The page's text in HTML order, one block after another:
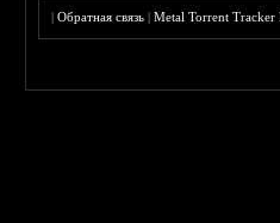
|Обратная связь |Metal Torrent Tracker